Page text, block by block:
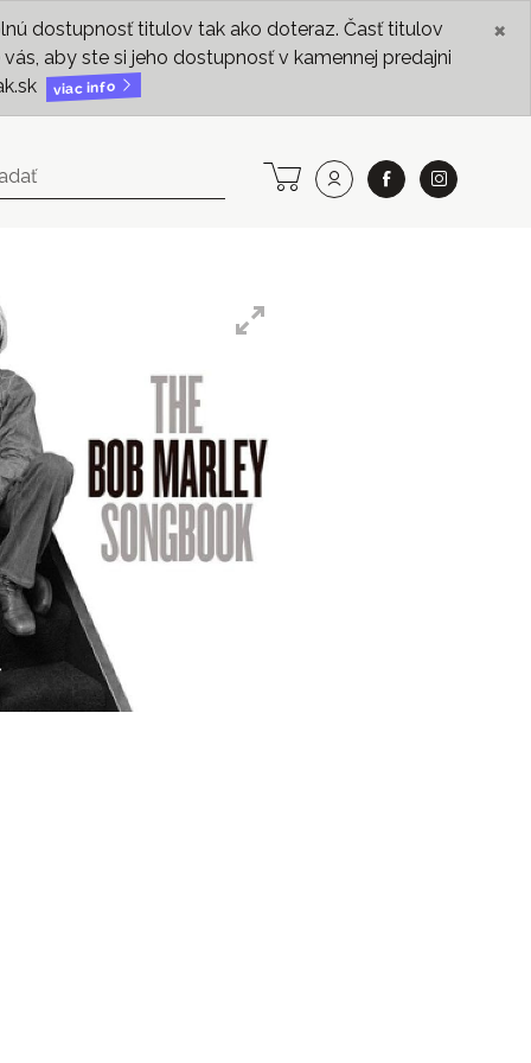
dostupnosť titulov tak ako doteraz. Časť titulov
aby ste si jeho dostupnosť v kamennej predajni
viac info
×